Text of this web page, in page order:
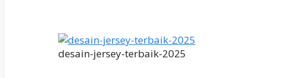
desain-jersey-terbaik-2025